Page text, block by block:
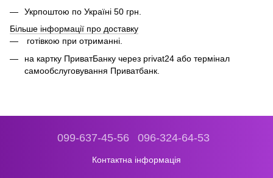
Укрпоштою по Україні 50 грн.
Більше інформації про доставку
готівкою при отриманні.
на картку ПриватБанку через privat24 або термінал
самообслуговування Приватбанк.
099-637-45-56 096-324-64-53
Контактна інформація